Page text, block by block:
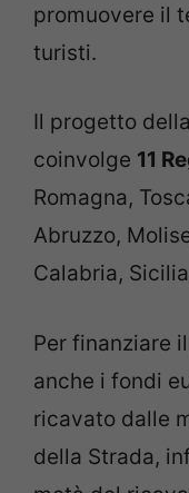
promuovere il
turisti.
Il progetto
coinvolge 11
Romagna,
Abruzzo,
Calabria,
Per finanziare
anche i fondi
ricavato dalle
della Strada,